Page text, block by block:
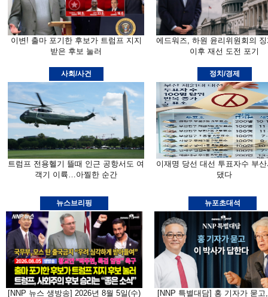
이변! 출마 포기한 후보가 트럼프 지지
받은 후보 눌러
에드워즈, 하원 윤리위원회의
이후 재선 도전 포기
사회/사건
트럼프 전용헬기 뜰때 인근 공항서도 여
객기 이륙…아찔한 순간
정치/경제
이재명 당선 대선 투표자수 부
댔다
뉴스브리핑
[NNP 뉴스 생방송] 2026년 8월 5일(수)
뉴포초대석
[NNP 특별대담] 홍 기자가 묻고